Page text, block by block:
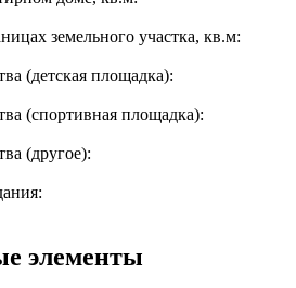
земельного участка, кв.м:
(детская площадка):
(спортивная площадка):
(другое):
элементы